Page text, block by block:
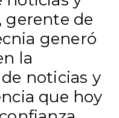
gerente de
generó
la
noticias y
que hoy